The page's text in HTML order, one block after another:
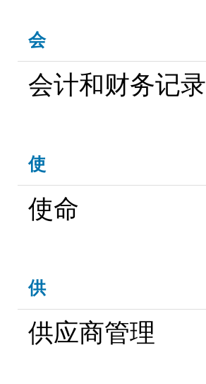
会
会计和财务记录
使
使命
供
供应商管理